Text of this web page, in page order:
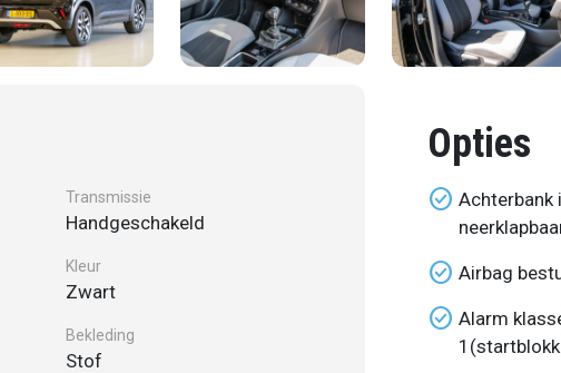
Transmissie
Handgeschakeld
Kleur
Zwart
Bekleding
Stof
Opties
check_circle Achterbank
check_circle Airbag
check_circle Alarm